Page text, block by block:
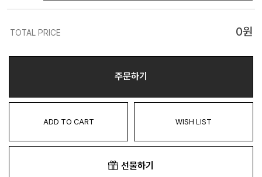
TOTAL PRICE 0원
주문하기
ADD TO CART WISH LIST
선물하기